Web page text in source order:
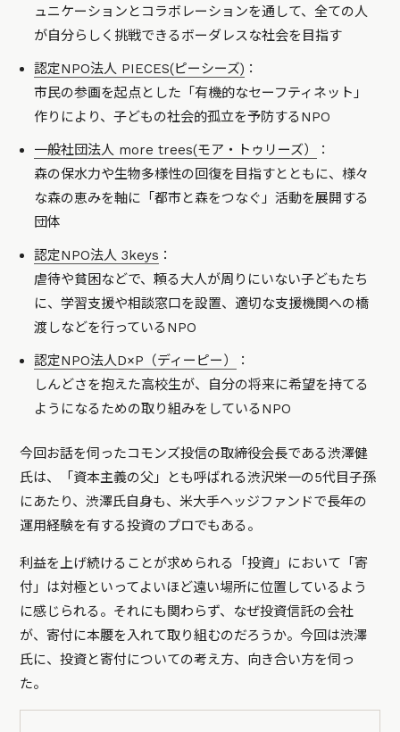
ュニケーションとコラボレーションを通して、全ての人
が自分らしく挑戦できるボーダレスな社会を目指す
認定NPO法人 PIECES(ピーシーズ) ：
市民の参画を起点とした「有機的なセーフティネット」
作りにより、子どもの社会的孤立を予防するNPO
一般社団法人 more trees(モア・トゥリーズ）
：
森の保水力や生物多様性の回復を目指すとともに、様々
な森の恵みを軸に「都市と森をつなぐ」活動を展開する
団体
認定NPO法人 3keys ：
虐待や貧困などで、頼る大人が周りにいない子どもたち
に、学習支援や相談窓口を設置、適切な支援機関への橋
渡しなどを行っているNPO
認定NPO法人D×P（ディーピー）
：
しんどさを抱えた高校生が、自分の将来に希望を持てる
ようになるための取り組みをしているNPO
今回お話を伺ったコモンズ投信の取締役会長である渋澤健
氏は、「資本主義の父」とも呼ばれる渋沢栄一の5代目子孫
にあたり、渋澤氏自身も、米大手ヘッジファンドで長年の
運用経験を有する投資のプロでもある。
利益を上げ続けることが求められる「投資」において「寄
付」は対極といってよいほど遠い場所に位置しているよう
に感じられる。それにも関わらず、なぜ投資信託の会社
が、寄付に本腰を入れて取り組むのだろうか。今回は渋澤
氏に、投資と寄付についての考え方、向き合い方を伺っ
た。